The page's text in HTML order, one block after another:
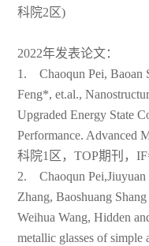
科院2区)
2022年发表论文：
1. Chaoqun Pei, Baoan
Feng*, et.al.,
Upgraded Energy State
Performance. Advanced
科院1区，TOP期刊，
2. Chaoqun Pei,Jiuyuan
Zhang, Baoshuang
Weihua Wang, Hidden
metallic glasses of